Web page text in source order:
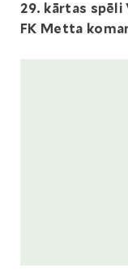
29. kārtas
FK Metta